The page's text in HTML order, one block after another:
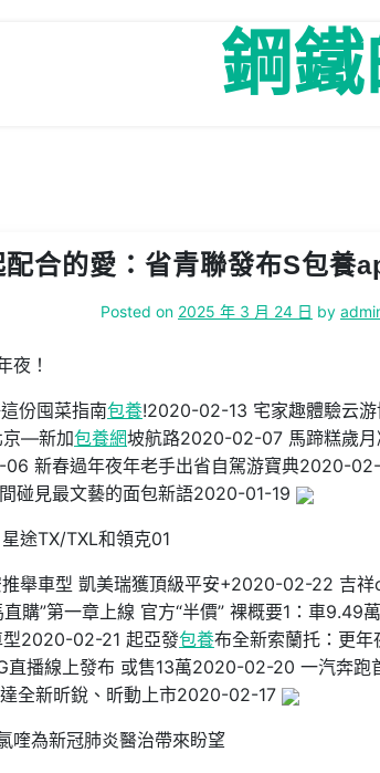
鋼
合的愛：省青聯發布S包養
Posted on 2025 年 3 月 24 日 by
夜！
份囤菜指南包養!2020-02-13 宅家趣體驗云
—新加包養網坡航路2020-02-07 馬蹄糕歲月
新春過年夜年老手出省自駕游寶典2020-
碰見最文藝的面包新語2020-01-19
途TX/TXL和領克01
舉車型 凱美瑞獲頂級平安+2020-02-22 吉祥
購”第一章上線 官方“半價” 裸概要1：車9.49
2020-02-21 起亞發包養布全新索蘭托：更年
直播線上發布 或售13萬2020-02-20 一汽奔
全新昕銳、昕動上市2020-02-17
喹為新冠肺炎醫治帶來盼望